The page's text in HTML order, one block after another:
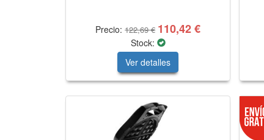
Precio:122,69 € 110,42 €
Stock:
Ver detalles